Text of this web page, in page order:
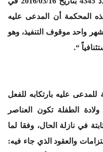
الصادر عن هذه المحكمة أن المدعى عليه
واحد موقوف التنفيذ، وهو
“.
للمدعى عليه بارتكابه للفعل
الطفلة تكون العناصر
في نازلة الحال، وفقا لما
قانون الالتزامات والعقود الذي جاء فيه: